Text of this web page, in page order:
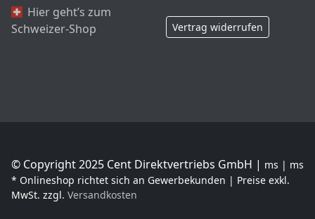
Hier geht’s zum
Schweizer-Shop
Vertrag widerrufen
© Copyright 2025 Cent Direktvertriebs GmbH | ms | ms
* Onlineshop richtet sich an Gewerbekunden | Preise exkl.
MwSt. zzgl. Versandkosten